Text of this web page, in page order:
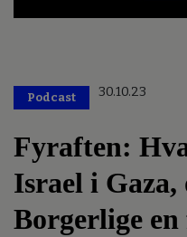
Podcast 30.10.23
Fyraften:
Israel i Gaza,
Borgerlige